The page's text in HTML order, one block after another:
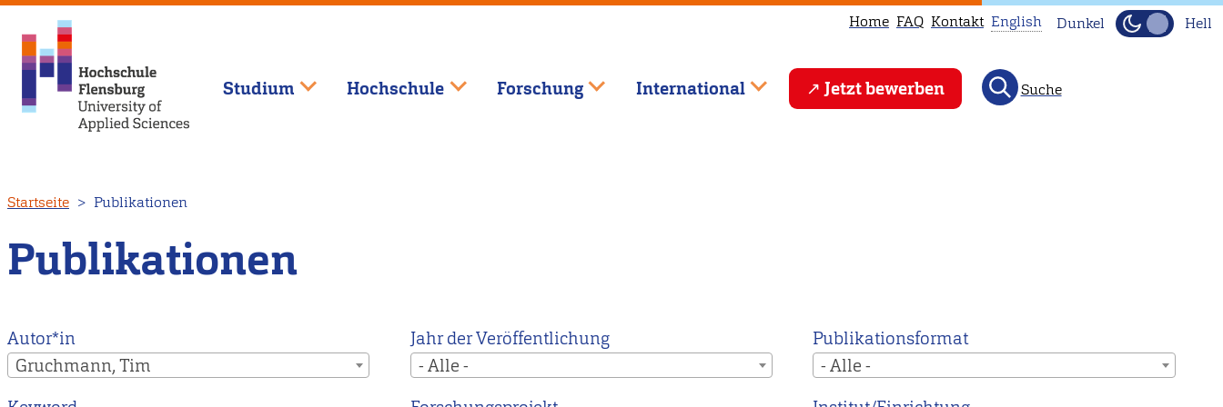
zum
Inhalt
Home FAQ Kontakt
This
page
main
page
English Dunkel Hell
Studium Hochschule Forschung International Jetzt bewerben Suche
Startseite Publikationen
Publikationen
Autor*in
Gruchmann, Tim
Jahr der Veröffentlichung
- Alle -
Publikationsformat
- Alle -